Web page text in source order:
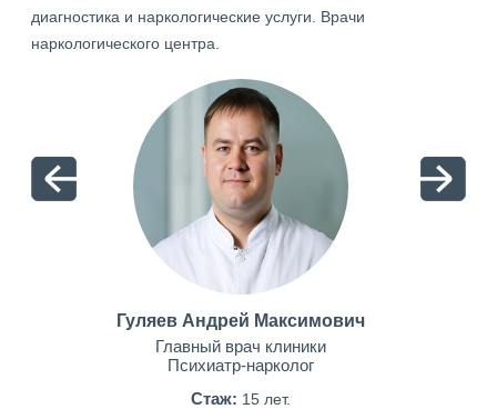
диагностика и наркологические услуги. Врачи
наркологического центра.
Гуляев Андрей Максимович
Главный врач клиники
Психиатр-нарколог
Стаж: 15 лет.